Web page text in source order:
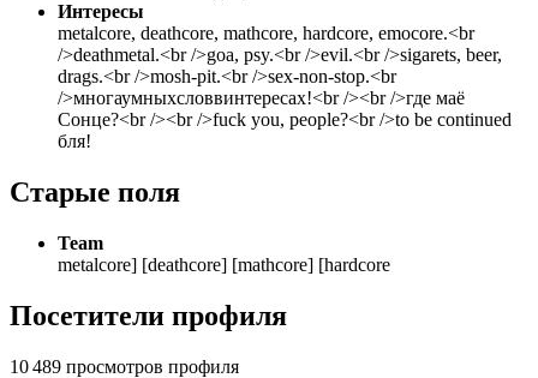
Интересы
metalcore, deathcore, mathcore, hardcore, emocore.<br
/>deathmetal.<br />goa, psy.<br />evil.<br />sigarets, beer,
drags.<br />mosh-pit.<br />sex-non-stop.<br
/>многаумныхсловвинтересах!<br /><br />где маё
Сонце?<br /><br />fuck you, people?<br />to be continued
бля!
Старые поля
Team
metalcore] [deathcore] [mathcore] [hardcore
Посетители профиля
10 489 просмотров профиля